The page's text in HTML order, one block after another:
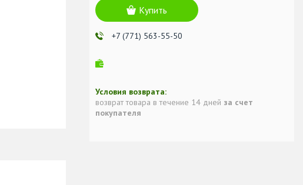
Купить
+7 (771) 563-55-50
возврат товара в течение 14 дней за счет
покупателя